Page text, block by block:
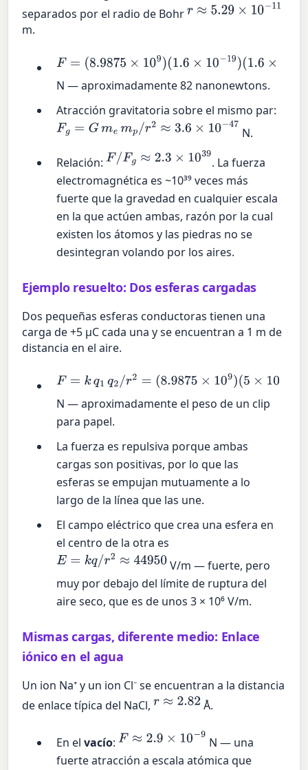
separados por el radio de Bohrr≈5.29×10 −11
m.
F= (8.9875×109 )(1.6×10−19
(1.6 10−19)/(5.29×10−11)2≈8.24×10−8
N — aproximadamente 82 nanonewtons.
Atracción gravitatoria sobre el mismo par:
Fg=Gmemp/r2≈3.6× 10 −47
N.
Relación:F/Fg≈2.3×1039
. La fuerza
electromagnética es ~10³⁹ veces más
fuerte que la gravedad en cualquier escala
en la que actúen ambas, razón por la cual
existen los átomos y las piedras no se
desintegran volando por los aires.
Ejemplo resuelto: Dos esferas cargadas
Dos pequeñas esferas conductoras tienen una
carga de +5 µC cada una y se encuentran a 1 m de
distancia en el aire.
F= kq 1q2/ r2=(8.9875×109)
(5 10−6)2/12≈0.225
N — aproximadamente el peso de un clip
para papel.
La fuerza es repulsiva porque ambas
cargas son positivas, por lo que las
esferas se empujan mutuamente a lo
largo de la línea que las une.
El campo eléctrico que crea una esfera en
el centro de la otra es
E= kq /r2≈44 950
V/m — fuerte, pero
muy por debajo del límite de ruptura del
aire seco, que es de unos 3 × 10⁶ V/m.
Mismas cargas, diferente medio: Enlace
iónico en el agua
Un ion Na⁺ y un ion Cl⁻ se encuentran a la distancia
de enlace típica del NaCl,r≈2.82 Å.
En elvacío:F≈ 2.9 ×10 −9
N — una
fuerte atracción a escala atómica que